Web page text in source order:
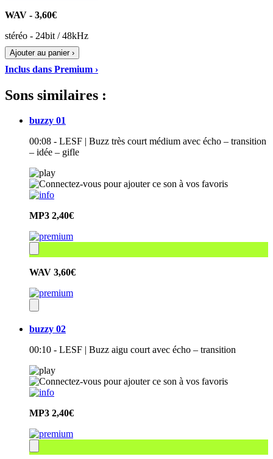
WAV - 3,60€
stéréo - 24bit / 48kHz
Ajouter au panier ›
Inclus dans Premium ›
Sons similaires :
buzzy 01
00:08 - LESF | Buzz très court médium avec écho – transition
– idée – gifle
MP3 2,40€
WAV 3,60€
buzzy 02
00:10 - LESF | Buzz aigu court avec écho – transition
MP3 2,40€